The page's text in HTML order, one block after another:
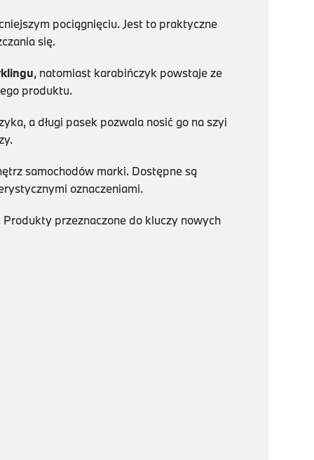
pociągnięciu. Jest to praktyczne
się.
, natomiast karabińczyk powstaje ze
produktu.
a długi pasek pozwala nosić go na szyi
samochodów marki. Dostępne są
oznaczeniami.
przeznaczone do kluczy nowych